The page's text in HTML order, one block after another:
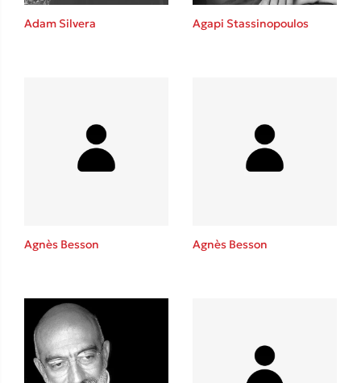
Το λεξικό της ζωής σου
Adam Silvera Agapi Stassinopoulos
Agnès Besson Agnès Besson